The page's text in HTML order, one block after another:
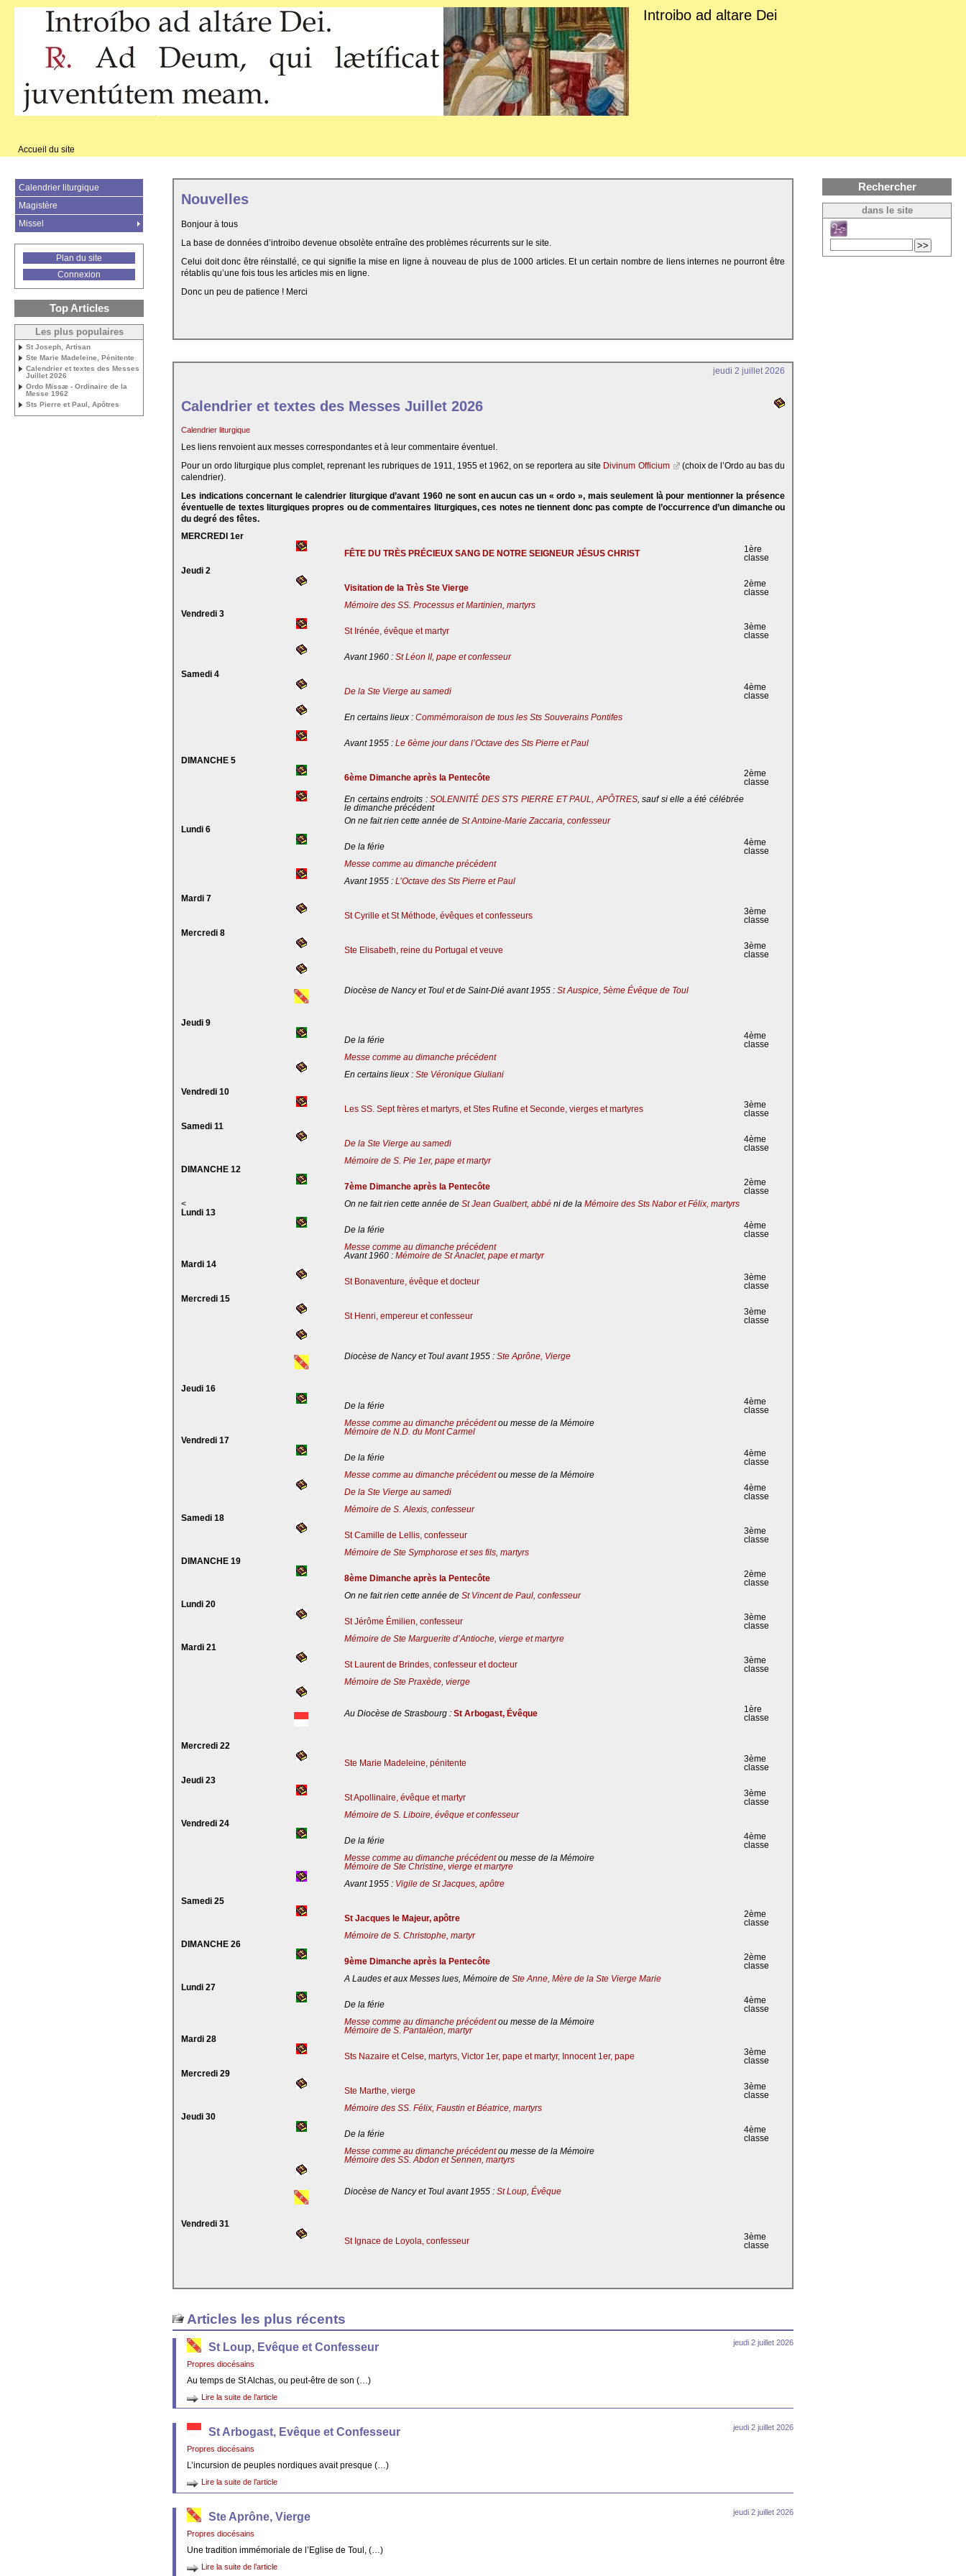
Introibo ad altare Dei
Accueil du site
Nouvelles
Bonjour à tous
La base de données d’introibo devenue obsolète entraîne des problèmes récurrents sur le site.
Celui doit donc être réinstallé, ce qui signifie la mise en ligne à nouveau de plus de 1000 articles. Et un certain nombre de liens internes ne pourront être
rétablis qu’une fois tous les articles mis en ligne.
Donc un peu de patience ! Merci
jeudi 2 juillet 2026
Calendrier et textes des Messes Juillet 2026
Calendrier liturgique
Les liens renvoient aux messes correspondantes et à leur commentaire éventuel.
Pour un ordo liturgique plus complet, reprenant les rubriques de 1911, 1955 et 1962, on se reportera au site Divinum Officium
(choix de l’Ordo au bas du
calendrier).
Les indications concernant le calendrier liturgique d’avant 1960 ne sont en aucun cas un « ordo », mais seulement là pour mentionner la présence
éventuelle de textes liturgiques propres ou de commentaires liturgiques, ces notes ne tiennent donc pas compte de l’occurrence d’un dimanche ou
du degré des fêtes.
MERCREDI 1er
FÊTE DU TRÈS PRÉCIEUX SANG DE NOTRE SEIGNEUR JÉSUS CHRIST
1ère
classe
Jeudi 2
Visitation de la Très Ste Vierge
2ème
classe
Mémoire des SS. Processus et Martinien, martyrs
Vendredi 3
St Irénée, évêque et martyr
3ème
classe
Avant 1960 : St Léon II, pape et confesseur
Samedi 4
De la Ste Vierge au samedi
4ème
classe
En certains lieux : Commémoraison de tous les Sts Souverains Pontifes
Avant 1955 : Le 6ème jour dans l’Octave des Sts Pierre et Paul
DIMANCHE 5
6ème Dimanche après la Pentecôte
2ème
classe
En certains endroits :SOLENNITÉ DES STS PIERRE ET PAUL, APÔTRES, sauf si elle a été célébrée
le dimanche précédent
On ne fait rien cette année de St Antoine-Marie Zaccaria, confesseur
Lundi 6
De la férie
4ème
classe
Messe comme au dimanche précédent
Avant 1955 : L’Octave des Sts Pierre et Paul
Mardi 7
St Cyrille et St Méthode, évêques et confesseurs
3ème
classe
Mercredi 8
Ste Elisabeth, reine du Portugal et veuve
3ème
classe
Diocèse de Nancy et Toul et de Saint-Dié avant 1955 : St Auspice, 5ème Évêque de Toul
Jeudi 9
De la férie
4ème
classe
Messe comme au dimanche précédent
En certains lieux : Ste Véronique Giuliani
Vendredi 10
Les SS. Sept frères et martyrs, et Stes Rufine et Seconde, vierges et martyres
3ème
classe
Samedi 11
De la Ste Vierge au samedi
4ème
classe
Mémoire de S. Pie 1er, pape et martyr
DIMANCHE 12
7ème Dimanche après la Pentecôte
2ème
classe
<
On ne fait rien cette année de St Jean Gualbert, abbé ni de la Mémoire des Sts Nabor et Félix, martyrs
Lundi 13
De la férie
4ème
classe
Messe comme au dimanche précédent
Avant 1960 : Mémoire de St Anaclet, pape et martyr
Mardi 14
St Bonaventure, évêque et docteur
3ème
classe
Mercredi 15
St Henri, empereur et confesseur
3ème
classe
Diocèse de Nancy et Toul avant 1955 : Ste Aprône, Vierge
Jeudi 16
De la férie
4ème
classe
Messe comme au dimanche précédentou messe de la Mémoire
Mémoire de N.D. du Mont Carmel
Vendredi 17
De la férie
4ème
classe
Messe comme au dimanche précédentou messe de la Mémoire
De la Ste Vierge au samedi
4ème
classe
Mémoire de S. Alexis, confesseur
Samedi 18
St Camille de Lellis, confesseur
3ème
classe
Mémoire de Ste Symphorose et ses fils, martyrs
DIMANCHE 19
8ème Dimanche après la Pentecôte
2ème
classe
On ne fait rien cette année de St Vincent de Paul, confesseur
Lundi 20
St Jérôme Émilien, confesseur
3ème
classe
Mémoire de Ste Marguerite d’Antioche, vierge et martyre
Mardi 21
St Laurent de Brindes, confesseur et docteur
3ème
classe
Mémoire de Ste Praxède, vierge
Au Diocèse de Strasbourg : St Arbogast, Évêque
1ère
classe
Mercredi 22
Ste Marie Madeleine, pénitente
3ème
classe
Jeudi 23
St Apollinaire, évêque et martyr
3ème
classe
Mémoire de S. Liboire, évêque et confesseur
Vendredi 24
De la férie
4ème
classe
Messe comme au dimanche précédentou messe de la Mémoire
Mémoire de Ste Christine, vierge et martyre
Avant 1955 : Vigile de St Jacques, apôtre
Samedi 25
St Jacques le Majeur, apôtre
2ème
classe
Mémoire de S. Christophe, martyr
DIMANCHE 26
9ème Dimanche après la Pentecôte
2ème
classe
A Laudes et aux Messes lues, Mémoire de Ste Anne, Mère de la Ste Vierge Marie
Lundi 27
De la férie
4ème
classe
Messe comme au dimanche précédentou messe de la Mémoire
Mémoire de S. Pantaléon, martyr
Mardi 28
Sts Nazaire et Celse, martyrs, Victor 1er, pape et martyr, Innocent 1er, pape
3ème
classe
Mercredi 29
Ste Marthe, vierge
3ème
classe
Mémoire des SS. Félix, Faustin et Béatrice, martyrs
Jeudi 30
De la férie
4ème
classe
Messe comme au dimanche précédentou messe de la Mémoire
Mémoire des SS. Abdon et Sennen, martyrs
Diocèse de Nancy et Toul avant 1955 : St Loup, Évêque
Vendredi 31
St Ignace de Loyola, confesseur
3ème
classe
Articles les plus récents
jeudi 2 juillet 2026
St Loup, Evêque et Confesseur
Propres diocésains
Au temps de St Alchas, ou peut-être de son (…)
Lire la suite de l’article
jeudi 2 juillet 2026
St Arbogast, Evêque et Confesseur
Propres diocésains
L’incursion de peuples nordiques avait presque (…)
Lire la suite de l’article
jeudi 2 juillet 2026
Ste Aprône, Vierge
Propres diocésains
Une tradition immémoriale de l’Eglise de Toul, (…)
Lire la suite de l’article
Calendrier liturgique
Magistère
Missel
Plan du site
Connexion
Top Articles
Les plus populaires
St Joseph, Artisan
Ste Marie Madeleine, Pénitente
Calendrier et textes des Messes
Juillet 2026
Ordo Missæ - Ordinaire de la
Messe 1962
Sts Pierre et Paul, Apôtres
Rechercher
dans le site